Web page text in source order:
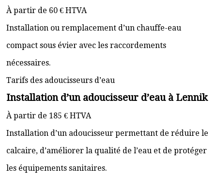
À partir de 60 € HTVA
Installation ou remplacement d’un chauffe-eau
compact sous évier avec les raccordements
nécessaires.
Tarifs des adoucisseurs d’eau
Installation d’un adoucisseur d’eau à Lennik
À partir de 185 € HTVA
Installation d’un adoucisseur permettant de réduire le
calcaire, d’améliorer la qualité de l’eau et de protéger
les équipements sanitaires.